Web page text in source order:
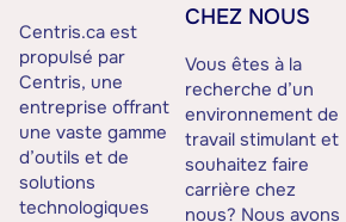
Centris.ca est
propulsé par
Centris, une
entreprise offrant
une vaste gamme
d’outils et de
solutions
technologiques
CHEZ NOUS
Vous êtes à la
recherche d’un
environnement de
travail stimulant et
souhaitez faire
carrière chez
nous? Nous avons